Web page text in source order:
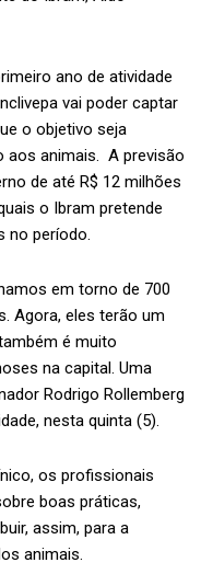
ano de atividade
vai poder captar
o objetivo seja
aos animais. A previsão
de até R$ 12 milhões
o Ibram pretende
no período.
em torno de 700
Agora, eles terão um
é muito
na capital. Uma
Rodrigo Rollemberg
nesta quinta (5).
os profissionais
boas práticas,
assim, para a
animais.